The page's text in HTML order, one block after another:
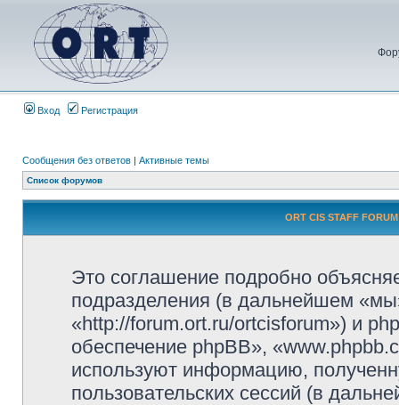
Вход Регистрация
Сообщения без ответов | Активные темы
Список форумов
ORT CIS STAFF
Это соглашение подробно
подразделения (в дальнейшем
«http://forum.ort.ru/ortcisforum») и
обеспечение phpBB»,
используют информацию,
пользовательских сессий (в